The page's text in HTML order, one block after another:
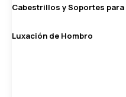
Cabestrillos y Soportes para
Luxación de Hombro